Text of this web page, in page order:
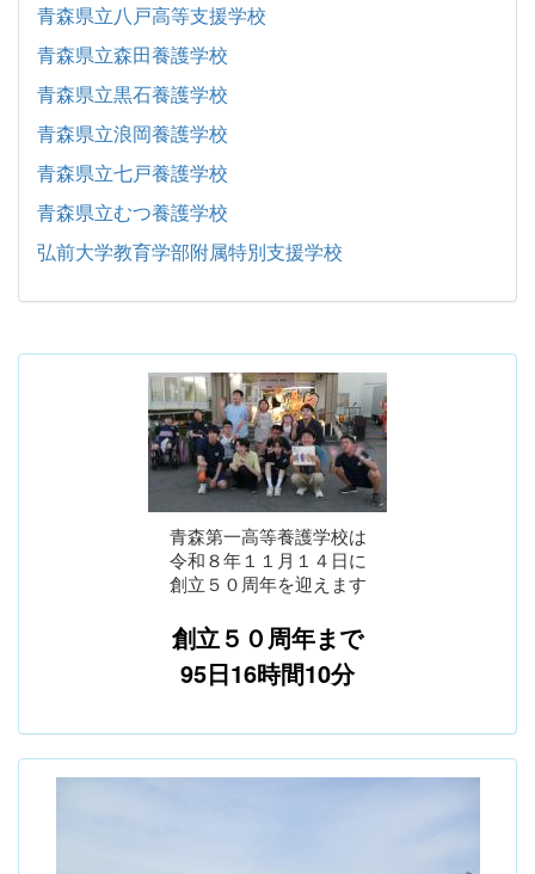
青森県立八戸高等支援学校
青森県立森田養護学校
青森県立黒石養護学校
青森県立浪岡養護学校
青森県立七戸養護学校
青森県立むつ養護学校
弘前大学教育学部附属特別支援学校
青森第一高等養護学校は
令和８年１１月１４日に
創立５０周年を迎えます
創立５０周年まで
95日16時間10分